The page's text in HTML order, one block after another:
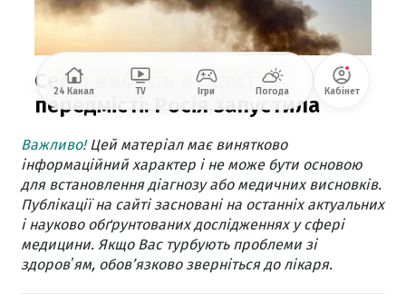
Важливо!Цей матеріал має винятково
інформаційний характер і не може бути основою
для встановлення діагнозу або медичних висновків.
Публікації на сайті засновані на останніх актуальних
і науково обґрунтованих дослідженнях у сфері
медицини. Якщо Вас турбують проблеми зі
здоровʼям, обов’язково зверніться до лікаря.